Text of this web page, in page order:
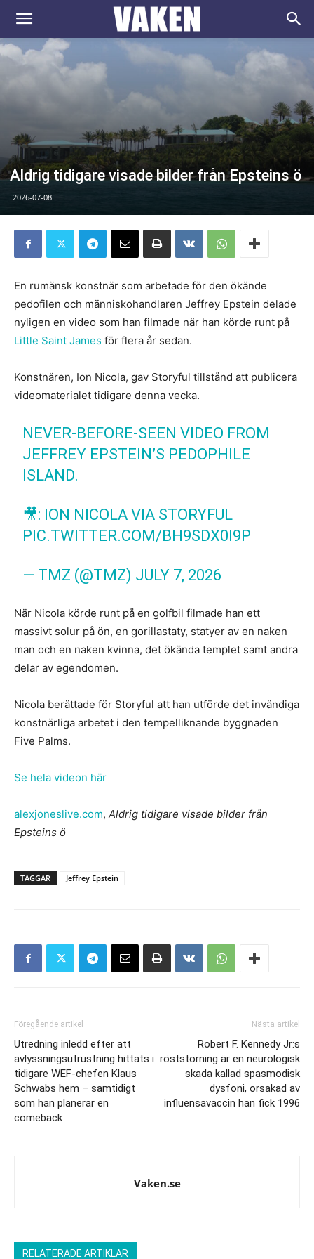
VAKEN.se
Aldrig tidigare visade bilder från Epsteins ö
2026-07-08
En rumänsk konstnär som arbetade för den ökände
pedofilen och människohandlaren Jeffrey Epstein delade
nyligen en video som han filmade när han körde runt på
Little Saint James för flera år sedan.
Konstnären, Ion Nicola, gav Storyful tillstånd att publicera
videomaterialet tidigare denna vecka.
NEVER-BEFORE-SEEN VIDEO FROM
JEFFREY EPSTEIN’S PEDOPHILE
ISLAND.
🎥: ION NICOLA VIA STORYFUL
PIC.TWITTER.COM/BH9SDX0I9P
— TMZ (@TMZ) JULY 7, 2026
När Nicola körde runt på en golfbil filmade han ett
massivt solur på ön, en gorillastaty, statyer av en naken
man och en naken kvinna, det ökända templet samt andra
delar av egendomen.
Nicola berättade för Storyful att han utförde det invändiga
konstnärliga arbetet i den tempelliknande byggnaden
Five Palms.
Se hela videon här
alexjoneslive.com, Aldrig tidigare visade bilder från
Epsteins ö
TAGGAR Jeffrey Epstein
Föregående artikel
Utredning inledd efter att
avlyssningsutrustning hittats i
tidigare WEF-chefen Klaus
Schwabs hem – samtidigt
som han planerar en
comeback
Nästa artikel
Robert F. Kennedy Jr:s
röststörning är en neurologisk
skada kallad spasmodisk
dysfoni, orsakad av
influensavaccin han fick 1996
Vaken.se
RELATERADE ARTIKLAR